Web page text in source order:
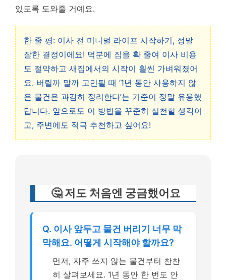
있도록 도와줄 거예요.
한 줄 평: 이사 전 미니멀 라이프 시작하기, 정말
잘한 결정이에요! 덕분에 짐을 확 줄여 이사 비용
도 절약하고 새집에서의 시작이 훨씬 가벼워졌어
요. 버릴까 말까 고민될 때 ‘1년 동안 사용하지 않
은 물건은 과감히 정리한다’는 기준이 정말 유용했
답니다. 앞으로도 이 방법을 꾸준히 실천할 생각이
고, 주변에도 적극 추천하고 싶어요!
🤔 저도 처음엔 궁금했어요
Q. 이사 앞두고 물건 버리기 너무 막
막해요. 어떻게 시작해야 할까요?
먼저, 자주 쓰지 않는 물건부터 찬찬
히 살펴보세요. 1년 동안 한 번도 안